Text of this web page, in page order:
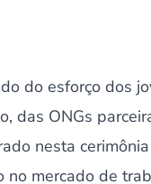
do esforço dos
das ONGs
nesta
no mercado de